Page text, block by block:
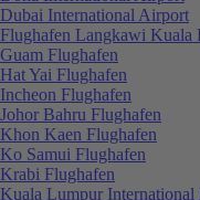
Dubai International Airport
Flughafen Langkawi Kuala
Guam Flughafen
Hat Yai Flughafen
Incheon Flughafen
Johor Bahru Flughafen
Khon Kaen Flughafen
Ko Samui Flughafen
Krabi Flughafen
Kuala Lumpur International